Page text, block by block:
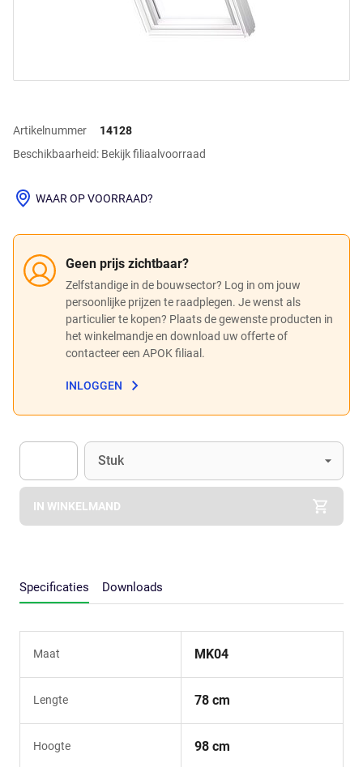
Artikelnummer
14128
Beschikbaarheid: Bekijk filiaalvoorraad
Geen prijs zichtbaar?
Zelfstandige in de bouwsector? Log in om jouw
persoonlijke prijzen te raadplegen. Je wenst als
particulier te kopen? Plaats de gewenste producten in
het winkelmandje en download uw offerte of
contacteer een APOK filiaal.
INLOGGEN
WAAR OP VOORRAAD?
Apok.Product.Detail.AddToCart.Quantity (Optioneel)
Eenheid
Stuk
IN WINKELMAND
Specificaties Downloads
Maat MK04
Lengte 78 cm
Hoogte 98 cm